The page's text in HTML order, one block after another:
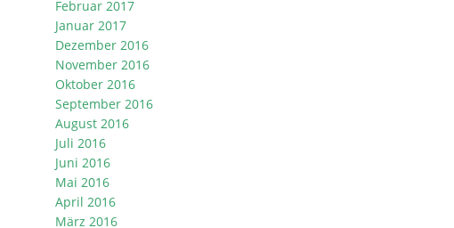
Februar 2017
Januar 2017
Dezember 2016
November 2016
Oktober 2016
September 2016
August 2016
Juli 2016
Juni 2016
Mai 2016
April 2016
März 2016